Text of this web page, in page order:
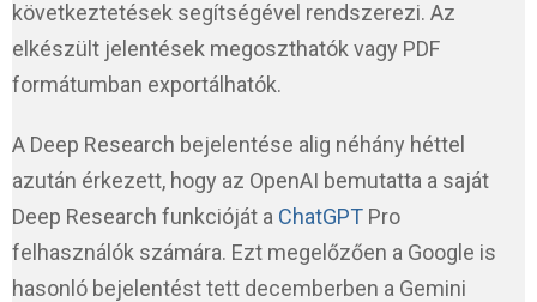
következtetések segítségével rendszerezi. Az
elkészült jelentések megoszthatók vagy PDF
formátumban exportálhatók.
A Deep Research bejelentése alig néhány héttel
azután érkezett, hogy az OpenAI bemutatta a saját
Deep Research funkcióját a ChatGPT Pro
felhasználók számára. Ezt megelőzően a Google is
hasonló bejelentést tett decemberben a Gemini